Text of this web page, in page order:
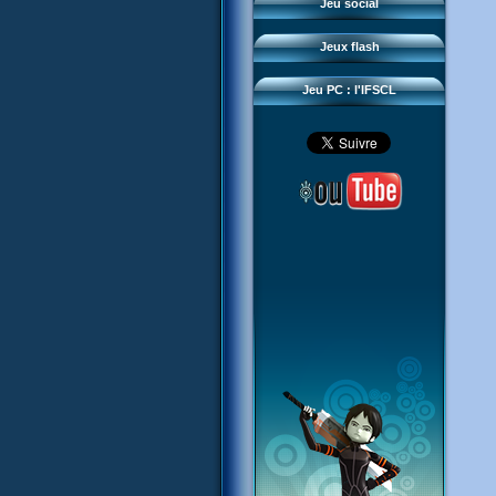
Jeu social
Jeux flash
Sector 2 Escape
Jeu PC : l'IFSCL
Téléchargements
Réseau IFSCL